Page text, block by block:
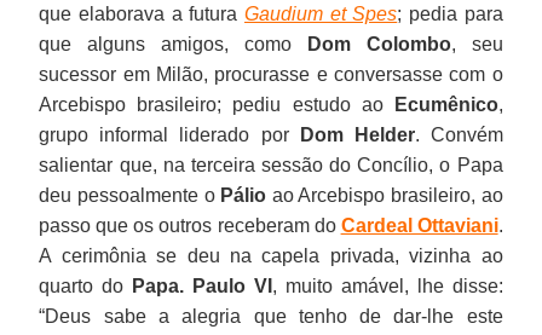
que elaborava a futura Gaudium et Spes; pedia para
que alguns amigos, como
Dom Colombo, seu
sucessor em Milão, procurasse e conversasse com o
Arcebispo brasileiro; pediu estudo ao
Ecumênico,
grupo informal liderado por
Dom Helder. Convém
salientar que, na terceira sessão do Concílio, o Papa
deu pessoalmente o Pálio ao Arcebispo brasileiro, ao
passo que os outros receberam do Cardeal Ottaviani.
A cerimônia se deu na capela privada, vizinha ao
quarto do Papa. Paulo VI , muito amável, lhe disse:
“Deus sabe a alegria que tenho de dar-lhe este